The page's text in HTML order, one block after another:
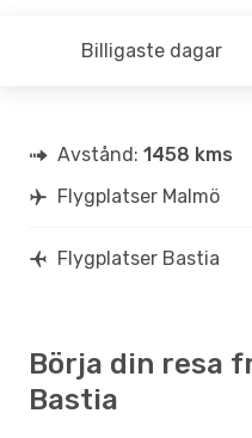
Billigaste dagar
Avstånd: 1458 kms
Flygplatser Malmö
Flygplatser Bastia
Börja din resa
Bastia